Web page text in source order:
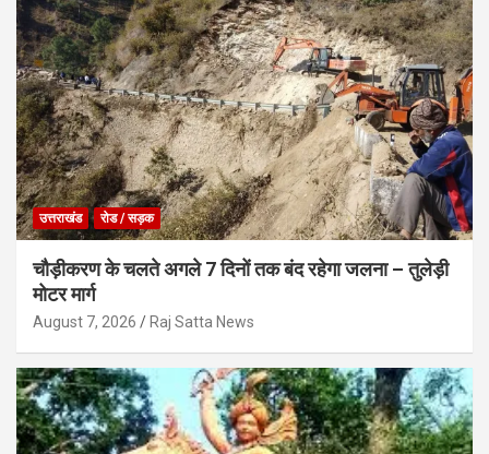
उत्तराखंड रोड / सड़क
चौड़ीकरण के चलते अगले 7 दिनों तक बंद रहेगा जलना – तुलेड़ी
मोटर मार्ग
August 7, 2026 Raj Satta News